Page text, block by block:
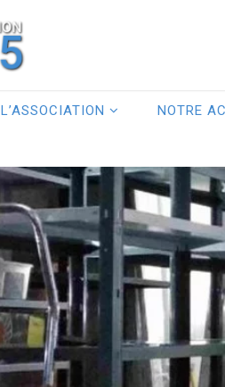
L’ASSOCIATION NOTRE